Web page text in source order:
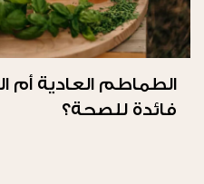
الطماطم العادية أم
فائدة للصحة؟